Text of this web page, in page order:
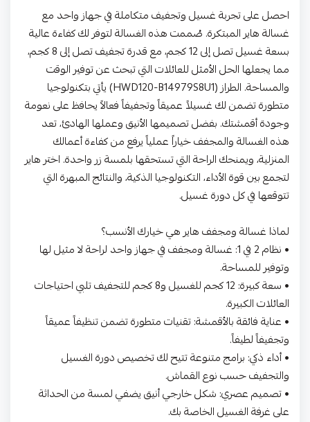
احصل على تجربة غسيل وتجفيف متكاملة في جهاز واحد مع
غسالة هاير المبتكرة. صُممت هذه الغسالة لتوفر لك كفاءة عالية
بسعة غسيل تصل إلى 12 كجم، مع قدرة تجفيف تصل إلى 8 كجم،
مما يجعلها الحل الأمثل للعائلات التي تبحث عن توفير الوقت
والمساحة. الطراز (HWD120-B14979S8U1) يأتي بتكنولوجيا
متطورة تضمن لك غسيلاً عميقاً وتجفيفاً فعالاً يحافظ على نعومة
وجودة أقمشتك. بفضل تصميمها الأنيق وعملها الهادئ، تعد
هذه الغسالة والمجفف خياراً عملياً يرفع من كفاءة أعمالك
المنزلية، ويمنحك الراحة التي تستحقها بلمسة زر واحدة. اختر هاير
لتجمع بين قوة الأداء، التكنولوجيا الذكية، والنتائج المبهرة التي
تتوقعها في كل دورة غسيل.
لماذا غسالة ومجفف هاير هي خيارك الأنسب؟
• نظام 2 في 1: غسالة ومجفف في جهاز واحد لراحة لا مثيل لها
وتوفير للمساحة.
• سعة كبيرة: 12 كجم للغسيل و8 كجم للتجفيف تلبي احتياجات
العائلات الكبيرة.
• عناية فائقة بالأقمشة: تقنيات متطورة تضمن تنظيفاً عميقاً
وتجفيفاً لطيفاً.
• أداء ذكي: برامج متنوعة تتيح لك تخصيص دورة الغسيل
والتجفيف حسب نوع القماش.
• تصميم عصري: شكل خارجي أنيق يضفي لمسة من الحداثة
على غرفة الغسيل الخاصة بك.